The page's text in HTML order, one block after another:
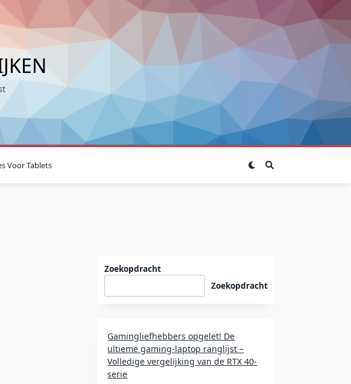
Voor Tablets
Zoekopdracht
Zoekopdracht
Gamingliefhebbers opgelet! De
ultieme gaming-laptop ranglijst –
Volledige vergelijking van de RTX 40-
serie